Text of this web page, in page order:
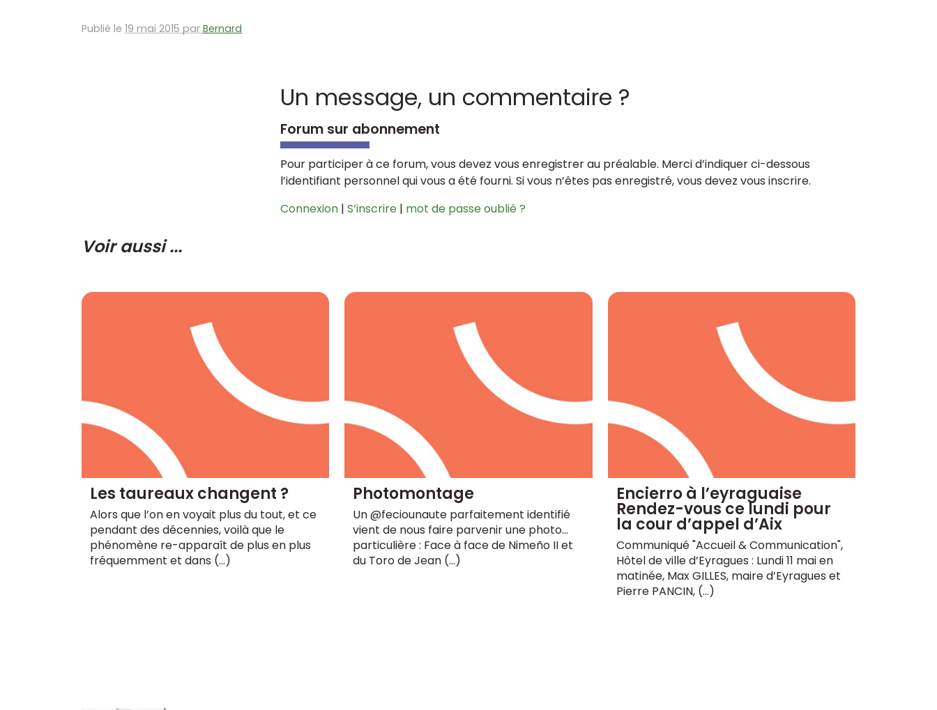
Publié le 19 mai 2015 par Bernard
Un message, un commentaire ?
Forum sur abonnement
Pour participer à ce forum, vous devez vous enregistrer au préalable. Merci d’indiquer ci-dessous
l’identifiant personnel qui vous a été fourni. Si vous n’êtes pas enregistré, vous devez vous inscrire.
Connexion | S’inscrire | mot de passe oublié ?
Voir aussi ...
Les taureaux changent ?
Alors que l’on en voyait plus du tout, et ce
pendant des décennies, voilà que le
phénomène re-apparaît de plus en plus
fréquemment et dans (…)
Photomontage
Un @feciounaute parfaitement identifié
vient de nous faire parvenir une photo...
particulière : Face à face de Nimeño II et
du Toro de Jean (…)
Encierro à l’eyraguaise
Rendez-vous ce lundi pour
la cour d’appel d’Aix
Communiqué "Accueil & Communication",
Hôtel de ville d’Eyragues : Lundi 11 mai en
matinée, Max GILLES, maire d’Eyragues et
Pierre PANCIN, (…)